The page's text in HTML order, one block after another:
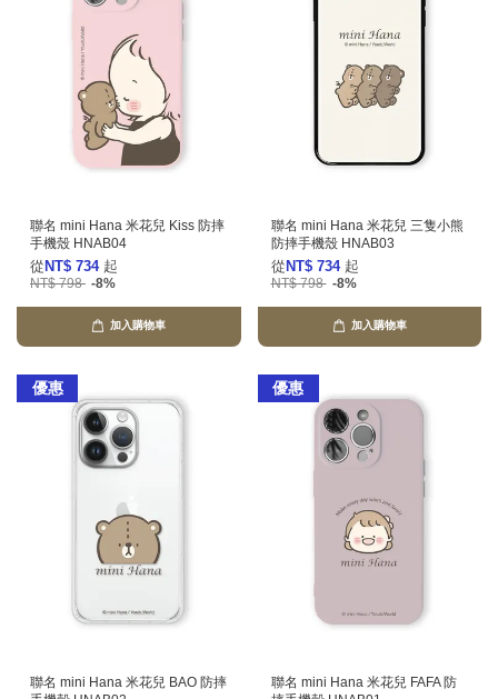
聯名 mini Hana 米花兒 Kiss 防摔
手機殼 HNAB04
從 NT$ 734 起
NT$ 798 -8%
加入購物車
聯名 mini Hana 米花兒 三隻小熊
防摔手機殼 HNAB03
從 NT$ 734 起
NT$ 798 -8%
加入購物車
優惠
聯名 mini Hana 米花兒 BAO 防摔
優惠
聯名 mini Hana 米花兒 FAFA 防